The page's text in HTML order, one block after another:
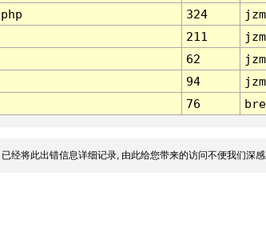
324
211
62
94
76
经将此出错信息详细记录, 由此给您带来的访问不便我们深